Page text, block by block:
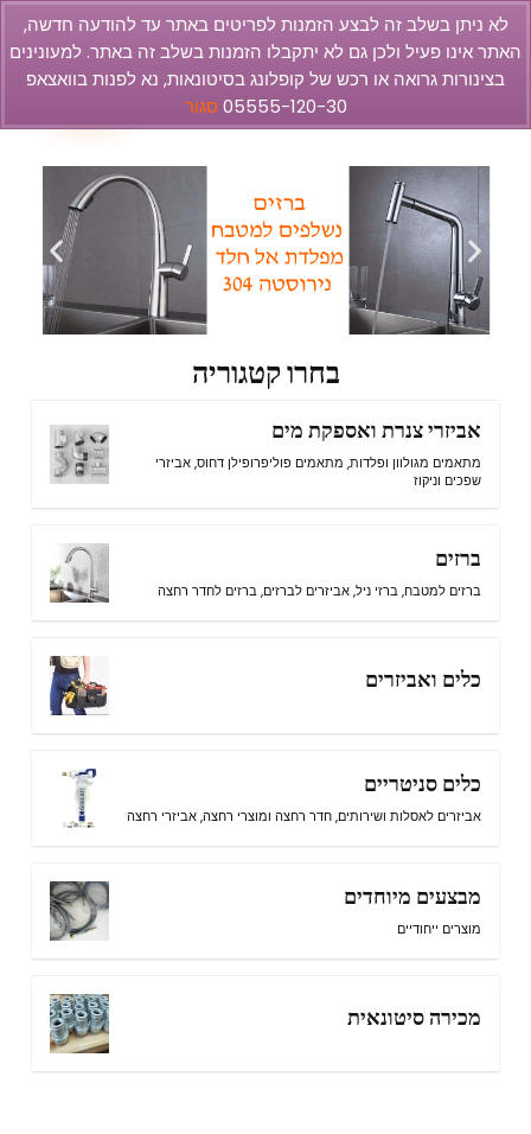
1
בחרו קטגוריה
אביזרי צנרת ואספקת מים
מתאמים מגולוון ופלדות, מתאמים פוליפרופילן דחוס,אביזרי
שפכים וניקוז
ברזים
ברזים למטבח,ברזי ניל,אביזרים לברזים,ברזים לחדר רחצה
כלים ואביזרים
כלים סניטריים
אביזרים לאסלות ושירותים,חדר רחצה ומוצרי רחצה,אביזרי רחצה
מבצעים מיוחדים
מוצרים ייחודיים
מכירה סיטונאית
לא ניתן בשלב זה לבצע הזמנות לפריטים באתר עד להודעה חדשה,
האתר אינו פעיל ולכן גם לא יתקבלו הזמנות בשלב זה באתר. למעונינים
בצינורות גרואה או רכש של קופלונג בסיטונאות, נא לפנות בוואצאפ
05555-120-30 סגור